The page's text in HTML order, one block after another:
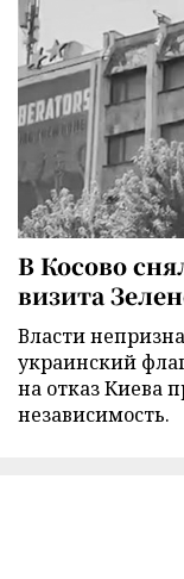
В Косово
визита
Власти
украинский
на отказ Киева
независимость.